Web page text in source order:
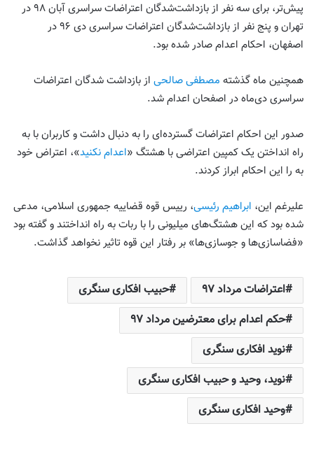
پیش‌تر، برای سه نفر از بازداشت‌شدگان اعتراضات سراسری آبان ۹۸ در
تهران و پنج نفر از بازداشت‌شدگان اعتراضات سراسری دی ۹۶ در
اصفهان، احکام اعدام صادر شده بود.
همچنین ماه گذشته مصطفی صالحی از بازداشت شدگان اعتراضات
سراسری دی‌ماه در اصفحان اعدام شد.
صدور این احکام اعتراضات گسترده‌‌ای را به دنبال داشت و کاربران با به
راه انداختن یک کمپین اعتراضی با هشتگ «اعدام نکنید»، اعتراض خود
به را این احکام ابراز کردند.
علیرغم این، ابراهیم رئیسی، رییس قوه قضاییه جمهوری اسلامی، مدعی
شده بود که این هشتگ‌های میلیونی را با ربات به راه انداختند و گفته بود
«فضاسازی‌ها و جوسازی‌ها» بر رفتار این قوه تاثیر نخواهد گذاشت.
اعتراضات مرداد ۹۷
حبیب افکاری سنگری
حکم اعدام برای معترضین مرداد ۹۷
نوید افکاری سنگری
نوید، وحید و حبیب افکاری سنگری
وحید افکاری سنگری